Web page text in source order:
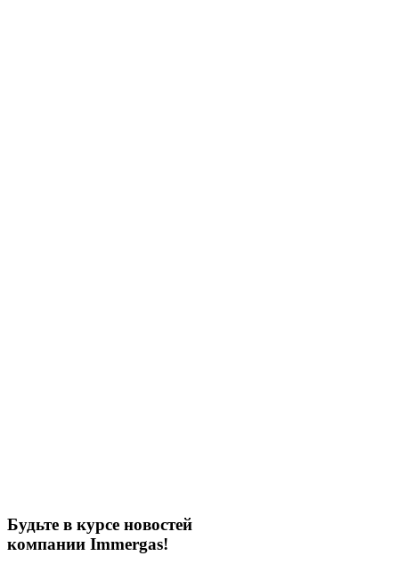
Будьте в курсе новостей
компании Immergas!